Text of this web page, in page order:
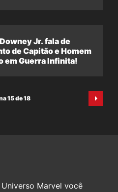
Jr. fala de
de Capitão e Homem
em Guerra Infinita!
15 de 18
Marvel você